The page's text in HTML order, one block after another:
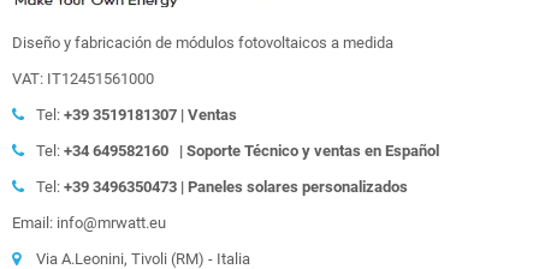
Diseño y fabricación de módulos fotovoltaicos a medida
VAT: IT12451561000
Tel: +39 3519181307 | Ventas
Tel: +34 649582160 | Soporte Técnico y ventas en Español
Tel: +39 3496350473 | Paneles solares personalizados
Email: info@mrwatt.eu
Via A.Leonini, Tivoli (RM) - Italia